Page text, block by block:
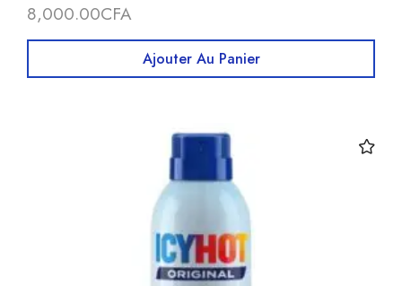
8,000.00CFA
Ajouter Au Panier